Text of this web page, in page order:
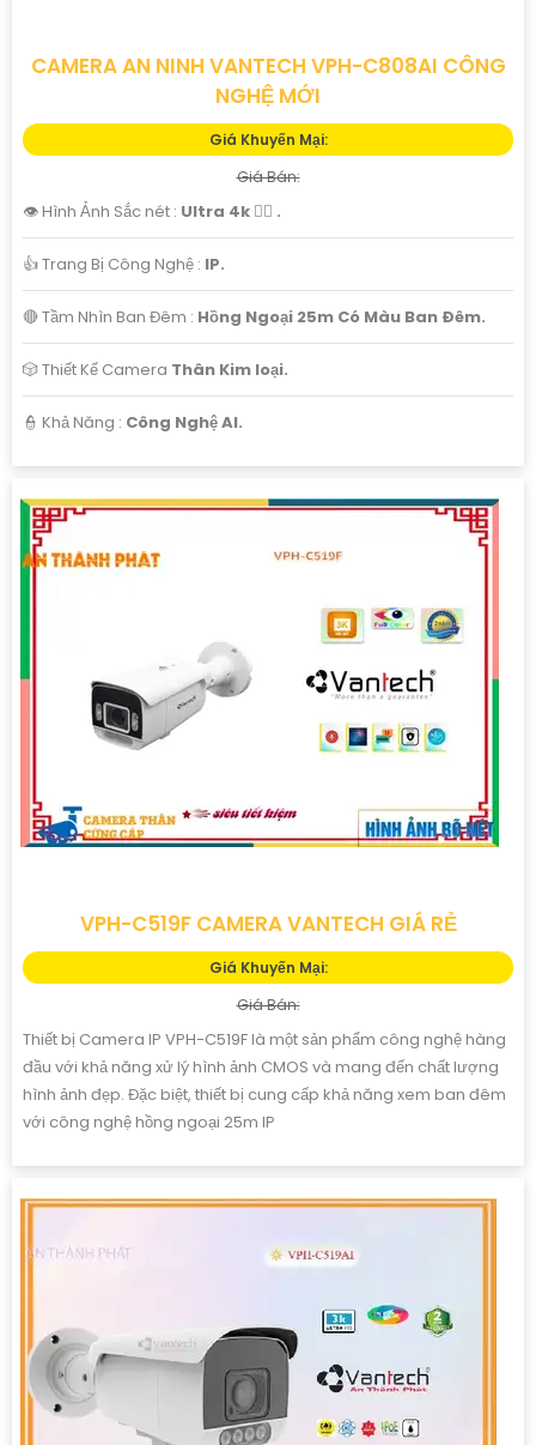
CAMERA AN NINH VANTECH VPH-C808AI CÔNG
NGHỆ MỚI
Giá Khuyến Mại:
Giá Bán:
👁 Hình Ảnh Sắc nét : Ultra 4k 👍🏾 .
👍 Trang Bị Công Nghệ : IP.
🔴 Tầm Nhìn Ban Đêm : Hồng Ngoại 25m Có Màu Ban Ðêm.
🎲 Thiết Kế Camera Thân Kim loại.
️👮 Khả Năng : Công Nghệ AI.
VPH-C519F CAMERA VANTECH GIÁ RẺ
Giá Khuyến Mại:
Giá Bán:
Thiết bị Camera IP VPH-C519F là một sản phẩm công nghệ hàng
đầu với khả năng xử lý hình ảnh CMOS và mang đến chất lượng
hình ảnh đẹp. Đặc biệt, thiết bị cung cấp khả năng xem ban đêm
với công nghệ hồng ngoại 25m IP